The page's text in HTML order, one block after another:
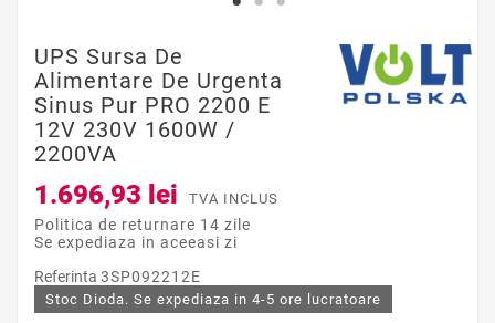
UPS Sursa De
Alimentare De Urgenta
Sinus Pur PRO 2200 E
12V 230V 1600W /
2200VA
1.696,93 lei TVA INCLUS
Politica de returnare 14 zile
Se expediaza in aceeasi zi
Referinta 3SP092212E
Stoc Dioda. Se expediaza in 4-5 ore lucratoare